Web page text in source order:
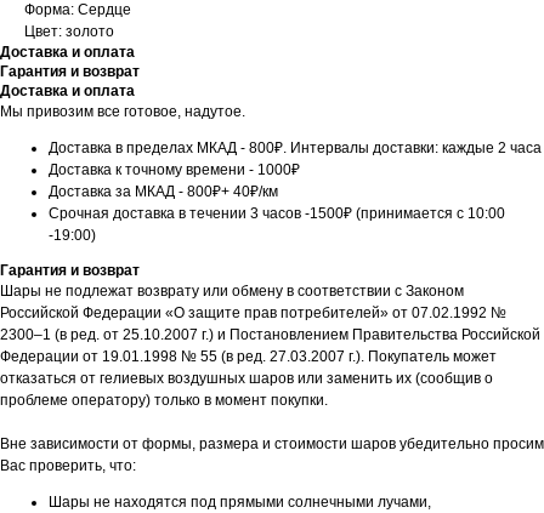
Форма: Сердце
Цвет: золото
Доставка и оплата
Гарантия и возврат
Доставка и оплата
Мы привозим все готовое, надутое.
Доставка в пределах МКАД - 800₽. Интервалы доставки: каждые 2 часа
Доставка к точному времени - 1000₽
Доставка за МКАД - 800₽+ 40₽/км
Срочная доставка в течении 3 часов -1500₽ (принимается с 10:00
-19:00)
Гарантия и возврат
Шары не подлежат возврату или обмену в соответствии с Законом
Российской Федерации «О защите прав потребителей» от 07.02.1992 №
2300–1 (в ред. от 25.10.2007 г.) и Постановлением Правительства Российской
Федерации от 19.01.1998 № 55 (в ред. 27.03.2007 г.). Покупатель может
отказаться от гелиевых воздушных шаров или заменить их (сообщив о
проблеме оператору) только в момент покупки.
Вне зависимости от формы, размера и стоимости шаров убедительно просим
Вас проверить, что:
Шары не находятся под прямыми солнечными лучами,